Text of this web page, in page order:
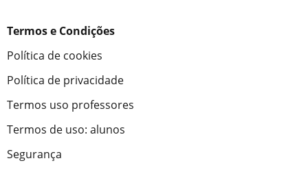
Termos e Condições
Política de cookies
Política de privacidade
Termos uso professores
Termos de uso: alunos
Segurança